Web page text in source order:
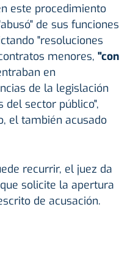
este procedimiento
de sus funciones
"resoluciones
menores, "con
en
de la legislación
del sector público",
el también acusado
recurrir, el juez da
solicite la apertura
de acusación.